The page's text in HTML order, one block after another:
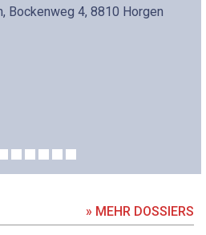
Bockenweg 4, 8810 Horgen
» MEHR DOSSIERS